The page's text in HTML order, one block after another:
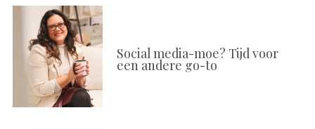
Social media-moe? Tijd voor
een andere go-to